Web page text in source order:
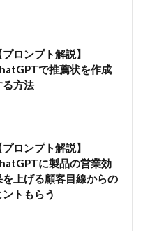
プロンプト解説】
で推薦状を作成
る方法
プロンプト解説】
に製品の営業効
を上げる顧客目線からの
ントもらう